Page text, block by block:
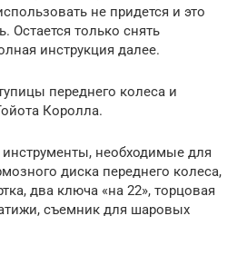
не придется и это
Остается только снять
инструкция далее.
переднего колеса и
Королла.
необходимые для
диска переднего колеса,
два ключа «на 22», торцовая
съемник для шаровых